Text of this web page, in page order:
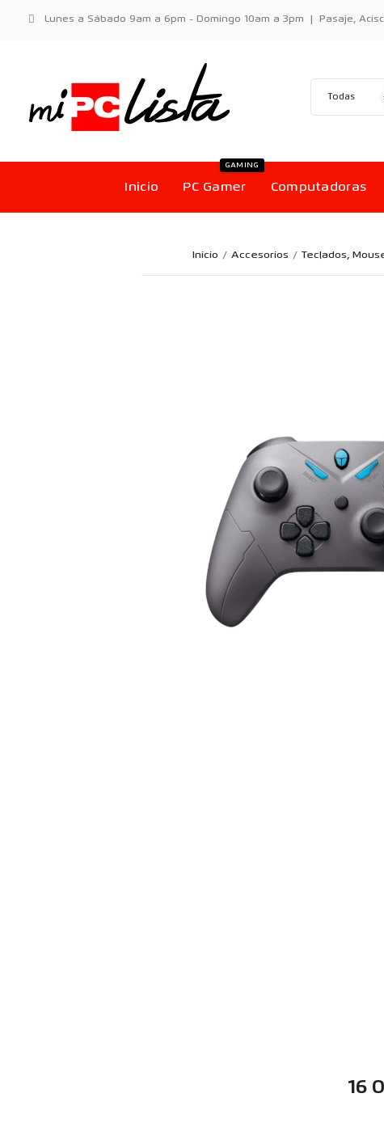
Lunes a Sábado 9am a 6pm - Domingo 10am a 3pm | Pasaje,
Inicio PC Gamer
GAMING
Computadoras
Inicio Accesorios Teclados,
16